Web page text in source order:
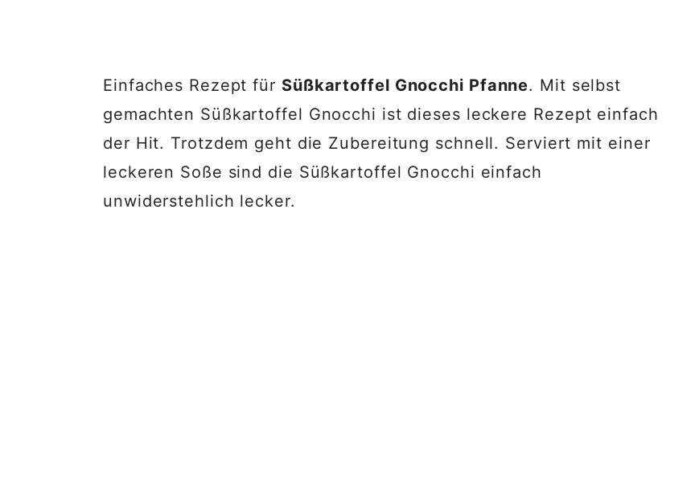
Einfaches Rezept für Süßkartoffel Gnocchi Pfanne. Mit selbst
gemachten Süßkartoffel Gnocchi ist dieses leckere Rezept einfach
der Hit. Trotzdem geht die Zubereitung schnell. Serviert mit einer
leckeren Soße sind die Süßkartoffel Gnocchi einfach
unwiderstehlich lecker.